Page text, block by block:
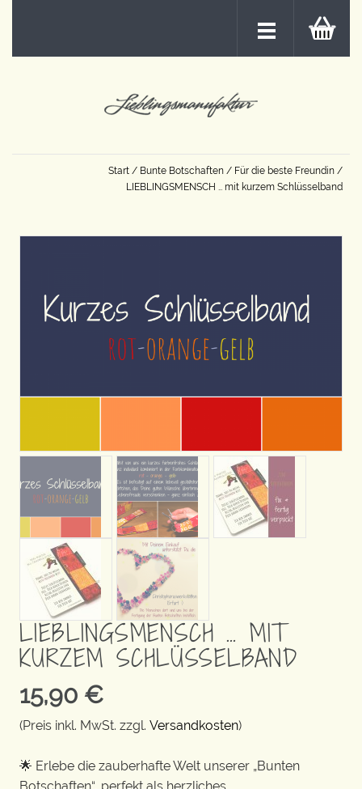
Start / Bunte Botschaften / Für die beste Freundin /
LIEBLINGSMENSCH … mit kurzem Schlüsselband
LIEBLINGSMENSCH … MIT
KURZEM SCHLÜSSELBAND
15,90 €
(Preis inkl. MwSt. zzgl. Versandkosten)
🌟 Erlebe die zauberhafte Welt unserer „Bunten